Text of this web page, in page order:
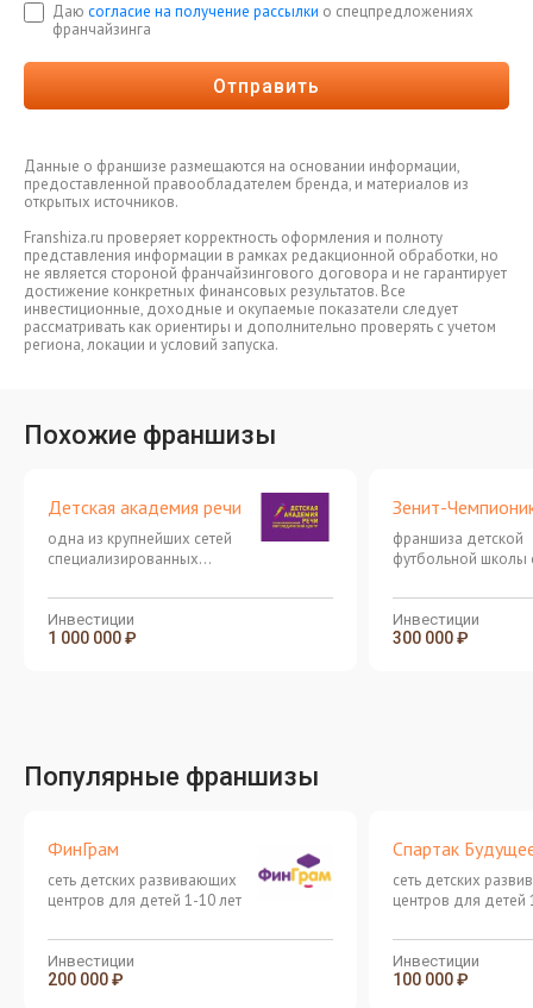
Даю согласие на получение рассылки о спецпредложениях
франчайзинга
Отправить
Данные о франшизе размещаются на основании информации,
предоставленной правообладателем бренда, и материалов из
открытых источников.
Franshiza.ru проверяет корректность оформления и полноту
представления информации в рамках редакционной обработки, но
не является стороной франчайзингового договора и не гарантирует
достижение конкретных финансовых результатов. Все
инвестиционные, доходные и окупаемые показатели следует
рассматривать как ориентиры и дополнительно проверять с учетом
региона, локации и условий запуска.
Похожие франшизы
Детская академия речи
одна из крупнейших сетей
специализированных
Инвестиции
1 000 000 ₽
Зенит-
франшиза детской
футбольной школы
Инвестиции
300 000 ₽
Популярные франшизы
ФинГрам
сеть детских развивающих
центров для детей 1-10 лет
Инвестиции
200 000 ₽
Спартак
сеть детских
центров для детей
Инвестиции
100 000 ₽